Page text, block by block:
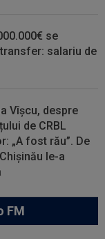
se
salariu de
Vîșcu, despre
de CRBL
„A fost rău”. De
le-a
FM